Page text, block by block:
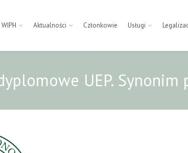
WIPH Aktualności Członkowie Usługi
UEP. Synonim